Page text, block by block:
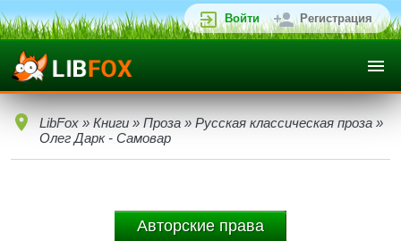
Войти Регистрация
LibFox » Книги » Проза » Русская классическая проза »
Олег Дарк - Самовар
Авторские права